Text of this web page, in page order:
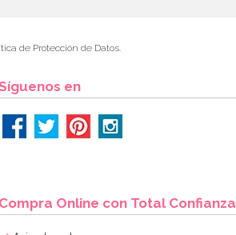
de Protección de Datos.
en
Online con Total Confianza